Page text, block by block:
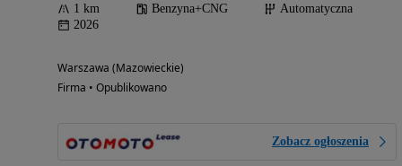
1 km Benzyna+CNG
Automatyczna
2026
Warszawa (Mazowieckie)
Firma • Opublikowano
Zobacz ogłoszenia